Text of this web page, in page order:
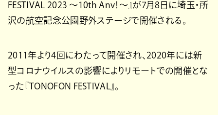
FESTIVAL 2023 ～10th Anv！～』が7月8日に埼玉・所
沢の航空記念公園野外ステージで開催される。
2011年より4回にわたって開催され、2020年には新
型コロナウイルスの影響によりリモートでの開催とな
った『TONOFON FESTIVAL』。